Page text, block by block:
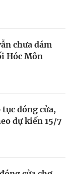
chưa dám
Hóc Môn
đóng cửa,
dự kiến 15/7